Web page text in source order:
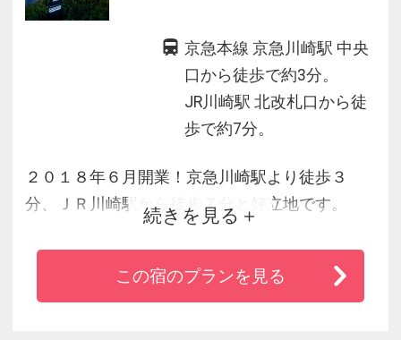
京急本線 京急川崎駅 中央
口から徒歩で約3分。
JR川崎駅 北改札口から徒
歩で約7分。
２０１８年６月開業！京急川崎駅より徒歩３
分、ＪＲ川崎駅から徒歩７分と好立地です。
インターネットWi-Fiが無料、ケーブルも貸し出
ししております。
続きを見る
この宿のプランを見る